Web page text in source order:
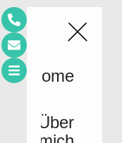
Home
Über